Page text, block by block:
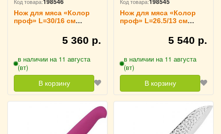
Нож для мяса «Колор
проф» L=30/16 см
5 360 р.
в наличии на 11 августа
(вт)
В корзину
Нож для мяса «Колор
проф» L=26.5/13 см
5 540 р.
в наличии на 11 августа
(вт)
В корзину